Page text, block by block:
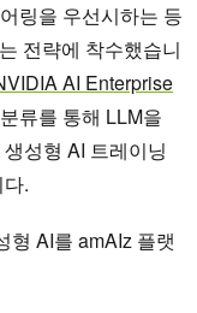
링을 우선시하는 등
전략에 착수했습니
AI Enterprise
류를 통해 LLM을
성형 AI 트레이닝
.
형 AI를 amAIz 플랫